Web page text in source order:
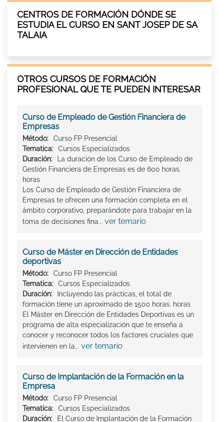
CENTROS DE FORMACIÓN DÓNDE SE
ESTUDIA EL CURSO EN SANT JOSEP DE SA
TALAIA
OTROS CURSOS DE FORMACIÓN
PROFESIONAL QUE TE PUEDEN INTERESAR
Curso de Empleado de Gestión Financiera de
Empresas
Método:
Curso FP Presencial
Tematica:
Cursos Especializados
Duración:
La duración de los Curso de Empleado de
Gestión Financiera de Empresas es de 600 horas.
horas
Los Curso de Empleado de Gestión Financiera de
Empresas te ofrecen una formación completa en el
ámbito corporativo, preparándote para trabajar en la
toma de decisiones fina... ver temario
Curso de Máster en Dirección de Entidades
deportivas
Método:
Curso FP Presencial
Tematica:
Cursos Especializados
Duración:
Incluyendo las prácticas, el total de
formación tiene un aproximado de 1500 horas. horas
El Máster en Dirección de Entidades Deportivas es un
programa de alta especialización que te enseña a
conocer y reconocer todos los factores cruciales que
intervienen en la... ver temario
Curso de Implantación de la Formación en la
Empresa
Método:
Curso FP Presencial
Tematica:
Cursos Especializados
Duración:
El Curso de Implantación de la Formación